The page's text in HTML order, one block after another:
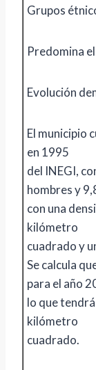
Grupos
Predomina
Evolución
El municipio
en 1995
del INEGI,
hombres y
con una
kilómetro
cuadrado y
Se calcula
para el año
lo que
kilómetro
cuadrado.